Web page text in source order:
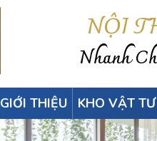
NỘI
Nhanh
GIỚI THIỆU KHO VẬT TƯ